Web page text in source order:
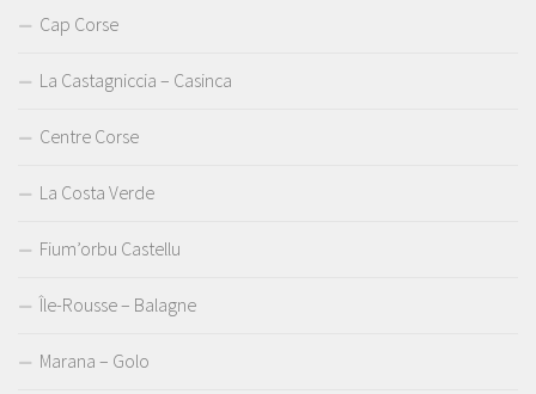
Cap Corse
La Castagniccia – Casinca
Centre Corse
La Costa Verde
Fium’orbu Castellu
Île-Rousse – Balagne
Marana – Golo